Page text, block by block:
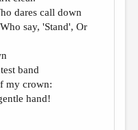
dares call down
say, 'Stand', Or
band
my crown:
hand!